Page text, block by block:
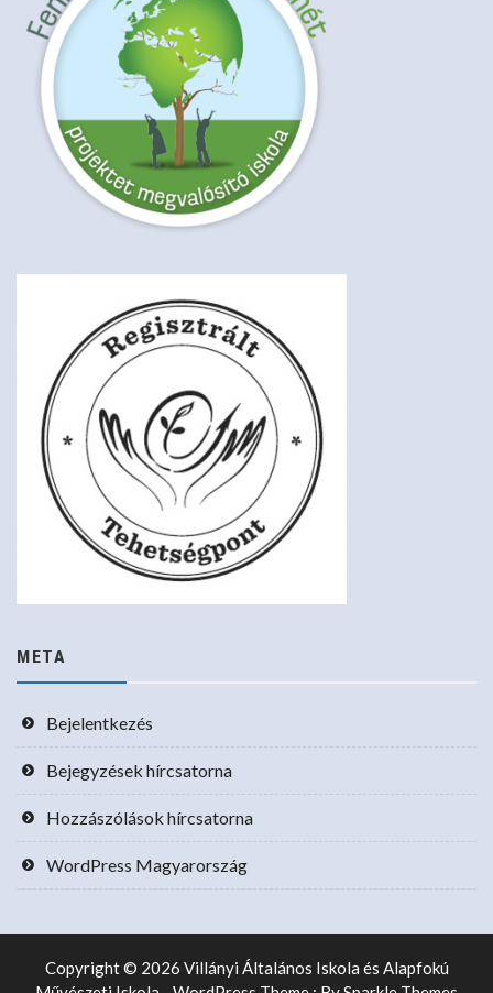
META
Bejelentkezés
Bejegyzések hírcsatorna
Hozzászólások hírcsatorna
WordPress Magyarország
Copyright © 2026 Villányi Általános Iskola és Alapfokú